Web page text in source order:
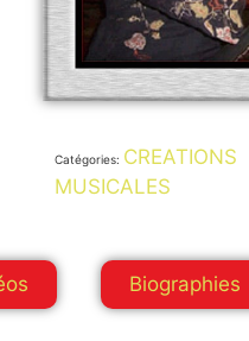
Catégories: CREATIONS
MUSICALES
Biographies